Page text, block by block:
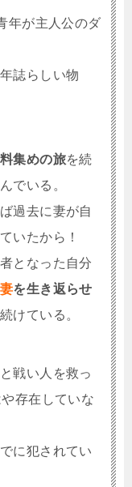
年が主人公のダ
誌らしい物
集めの旅を続
でいる。
過去に妻が自
いたから！
となった自分
妻を生き返らせ
けている。
戦い人を救っ
存在していな
に犯されてい